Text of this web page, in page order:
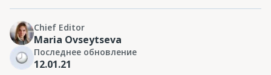
Chief Editor
Maria Ovseytseva
Последнее обновление
12.01.21